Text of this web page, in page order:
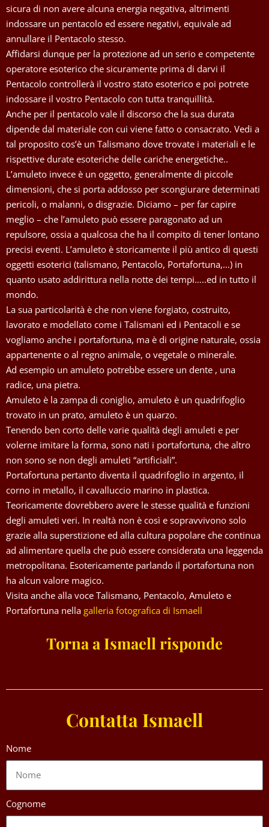
sicura di non avere alcuna energia negativa, altrimenti
indossare un pentacolo ed essere negativi, equivale ad
annullare il Pentacolo stesso.
Affidarsi dunque per la protezione ad un serio e competente
operatore esoterico che sicuramente prima di darvi il
Pentacolo controllerà il vostro stato esoterico e poi potrete
indossare il vostro Pentacolo con tutta tranquillità.
Anche per il pentacolo vale il discorso che la sua durata
dipende dal materiale con cui viene fatto o consacrato. Vedi a
tal proposito cos’è un Talismano dove trovate i materiali e le
rispettive durate esoteriche delle cariche energetiche..
L’amuleto invece è un oggetto, generalmente di piccole
dimensioni, che si porta addosso per scongiurare determinati
pericoli, o malanni, o disgrazie. Diciamo – per far capire
meglio – che l’amuleto può essere paragonato ad un
repulsore, ossia a qualcosa che ha il compito di tener lontano
precisi eventi. L’amuleto è storicamente il più antico di questi
oggetti esoterici (talismano, Pentacolo, Portafortuna,…) in
quanto usato addirittura nella notte dei tempi…..ed in tutto il
mondo.
La sua particolarità è che non viene forgiato, costruito,
lavorato e modellato come i Talismani ed i Pentacoli e se
vogliamo anche i portafortuna, ma è di origine naturale, ossia
appartenente o al regno animale, o vegetale o minerale.
Ad esempio un amuleto potrebbe essere un dente , una
radice, una pietra.
Amuleto è la zampa di coniglio, amuleto è un quadrifoglio
trovato in un prato, amuleto è un quarzo.
Tenendo ben corto delle varie qualità degli amuleti e per
volerne imitare la forma, sono nati i portafortuna, che altro
non sono se non degli amuleti “artificiali”.
Portafortuna pertanto diventa il quadrifoglio in argento, il
corno in metallo, il cavalluccio marino in plastica.
Teoricamente dovrebbero avere le stesse qualità e funzioni
degli amuleti veri. In realtà non è così e sopravvivono solo
grazie alla superstizione ed alla cultura popolare che continua
ad alimentare quella che può essere considerata una leggenda
metropolitana. Esotericamente parlando il portafortuna non
ha alcun valore magico.
Visita anche alla voce Talismano, Pentacolo, Amuleto e
Portafortuna nella galleria fotografica di Ismaell
Torna a Ismaell risponde
Contatta Ismaell
Nome
Cognome